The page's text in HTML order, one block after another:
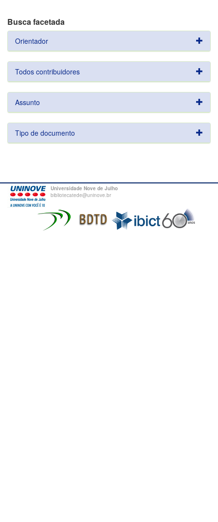
Busca facetada
Orientador
Todos contribuidores
Assunto
Tipo de documento
Universidade Nove de Julho
bibliotecatede@uninove.br